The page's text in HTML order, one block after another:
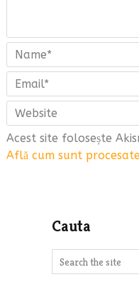
Acest site folosește
Află cum sunt
Cauta